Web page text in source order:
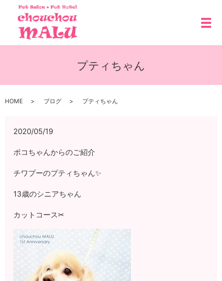
メ
プティちゃん
HOME ブログ プティちゃん
2020/05/19
ポコちゃんからのご紹介
チワプーのプティちゃん✨
13歳のシニアちゃん
カットコース✂